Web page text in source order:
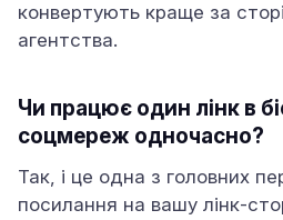
конвертують краще за
агентства.
Чи працює один лінк в
соцмереж одночасно?
Так, і це одна з головних
посилання на вашу лінк-